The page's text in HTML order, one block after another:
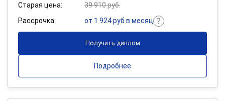
Старая цена:
39 910 руб.
Рассрочка:
от 1 924 руб в месяц
Получить диплом
Подробнее